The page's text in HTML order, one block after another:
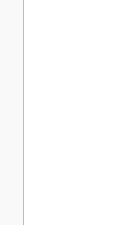
lên
Concor Cor
tăng lên
Concor Cor
tăng lên
(4 viên Concor
đầu điều trị